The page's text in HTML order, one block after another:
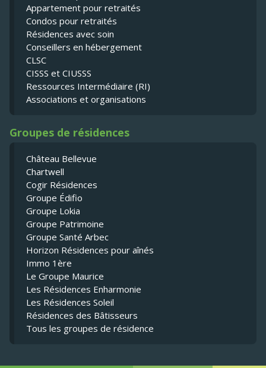
Appartement pour retraités
Condos pour retraités
Résidences avec soin
Conseillers en hébergement
CLSC
CISSS et CIUSSS
Ressources Intermédiaire (RI)
Associations et organisations
Groupes de résidences
Château Bellevue
Chartwell
Cogir Résidences
Groupe Édifio
Groupe Lokia
Groupe Patrimoine
Groupe Santé Arbec
Horizon Résidences pour aînés
Immo 1ère
Le Groupe Maurice
Les Résidences Enharmonie
Les Résidences Soleil
Résidences des Bâtisseurs
Tous les groupes de résidence